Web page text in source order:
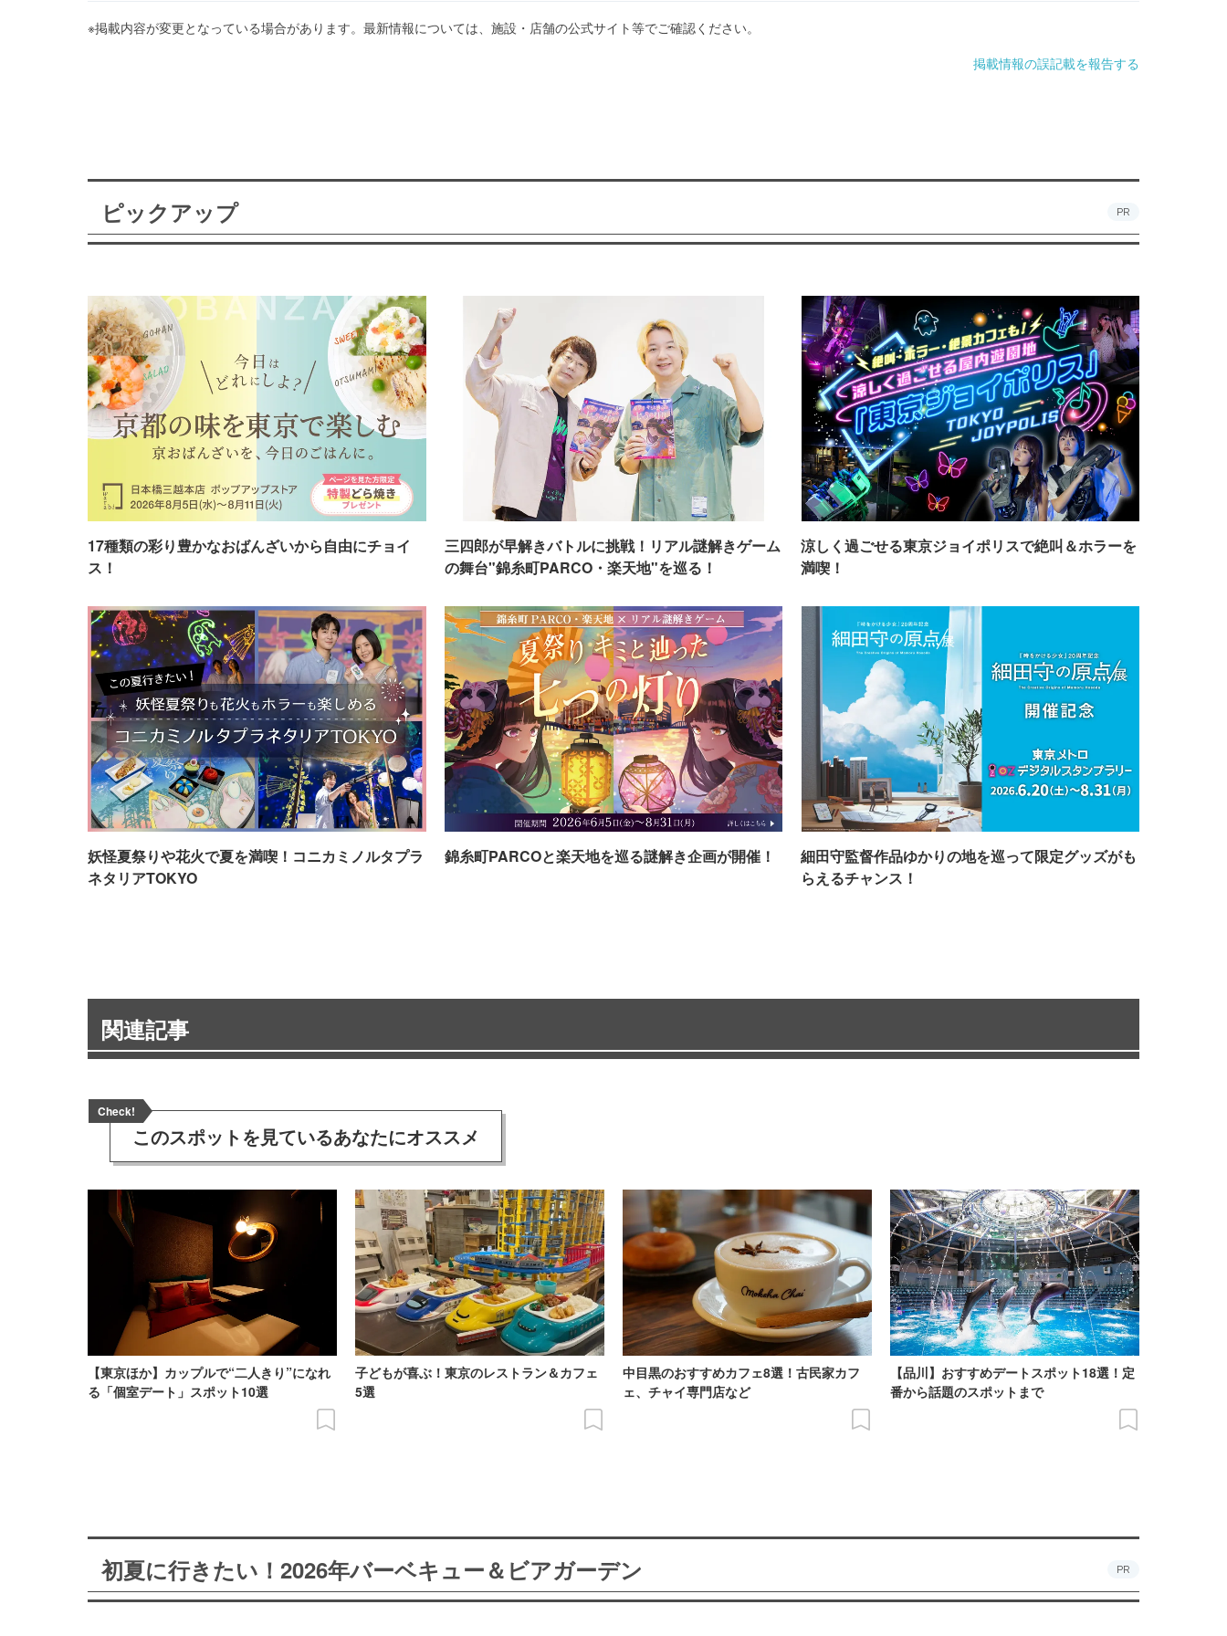
※掲載内容が変更となっている場合があります。最新情報については、施設・店舗の公式サイト等でご確認ください。
掲載情報の誤記載を報告する
ピックアップ PR
17種類の彩り豊かなおばんざいから自由にチョイ
ス！
三四郎が早解きバトルに挑戦！リアル謎解きゲーム
の舞台"錦糸町PARCO・楽天地"を巡る！
涼しく過ごせる東京ジョイポリスで絶叫＆ホラーを
満喫！
妖怪夏祭りや花火で夏を満喫！コニカミノルタプラ
ネタリアTOKYO
錦糸町PARCOと楽天地を巡る謎解き企画が開催！
細田守監督作品ゆかりの地を巡って限定グッズがも
らえるチャンス！
関連記事
Check!
このスポットを見ているあなたにオススメ
【東京ほか】カップルで“二人きり”になれ
る「個室デート」スポット10選
子どもが喜ぶ！東京のレストラン＆カフェ
5選
中目黒のおすすめカフェ8選！古民家カフ
ェ、チャイ専門店など
【品川】おすすめデートスポット18選！定
番から話題のスポットまで
初夏に行きたい！2026年バーベキュー＆ビアガーデン PR